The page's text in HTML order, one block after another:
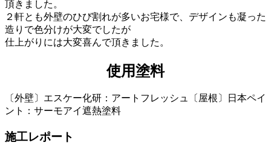
頂きました。
２軒とも外壁のひび割れが多いお宅様で、デザインも凝った
造りで色分けが大変でしたが
仕上がりには大変喜んで頂きました。
使用塗料
〔外壁〕エスケー化研：アートフレッシュ〔屋根〕日本ペイ
ント：サーモアイ遮熱塗料
施工レポート